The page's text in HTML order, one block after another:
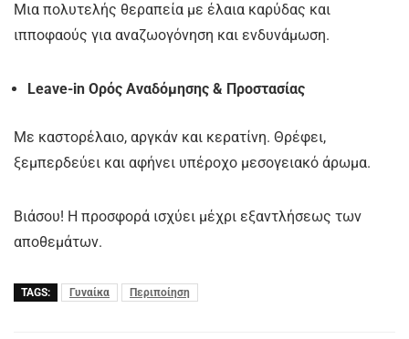
Μια πολυτελής θεραπεία με έλαια καρύδας και
ιπποφαούς για αναζωογόνηση και ενδυνάμωση.
Leave-in Ορός Αναδόμησης & Προστασίας
Με καστορέλαιο, αργκάν και κερατίνη. Θρέφει,
ξεμπερδεύει και αφήνει υπέροχο μεσογειακό άρωμα.
Βιάσου! Η προσφορά ισχύει μέχρι εξαντλήσεως των
αποθεμάτων.
TAGS: Γυναίκα Περιποίηση